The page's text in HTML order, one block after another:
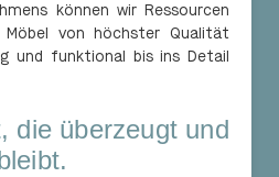
können wir Ressourcen
von höchster Qualität
und funktional bis ins Detail
die überzeugt und